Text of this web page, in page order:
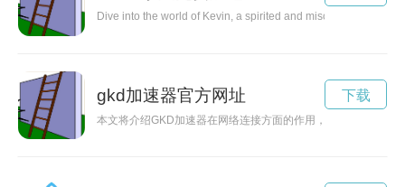
Dive into the world of Kevin, a spirited and mischievous
gkd加速器官方网址
本文将介绍GKD加速器在网络连接方面的作用，以及它如何提
下载